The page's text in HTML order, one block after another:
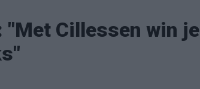
Cillessen win je